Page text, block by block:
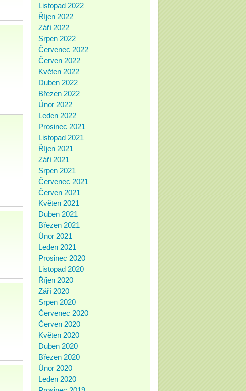
Listopad 2022
Říjen 2022
Září 2022
Srpen 2022
Červenec 2022
Červen 2022
Květen 2022
Duben 2022
Březen 2022
Únor 2022
Leden 2022
Prosinec 2021
Listopad 2021
Říjen 2021
Září 2021
Srpen 2021
Červenec 2021
Červen 2021
Květen 2021
Duben 2021
Březen 2021
Únor 2021
Leden 2021
Prosinec 2020
Listopad 2020
Říjen 2020
Září 2020
Srpen 2020
Červenec 2020
Červen 2020
Květen 2020
Duben 2020
Březen 2020
Únor 2020
Leden 2020